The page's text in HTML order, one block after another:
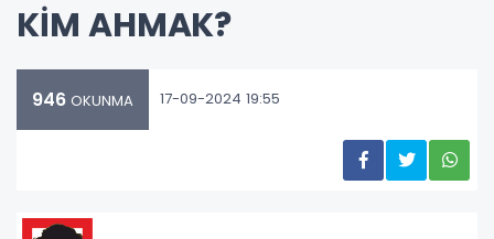
KİM AHMAK?
946 OKUNMA 17-09-2024 19:55